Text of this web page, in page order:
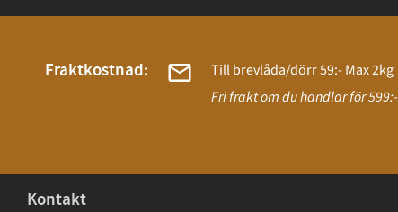
Fraktkostnad:
Till brevlåda/dörr 59:- Max 2kg
Fri frakt om du handlar för 599:-
Kontakt